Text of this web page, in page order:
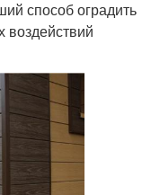
способ оградить